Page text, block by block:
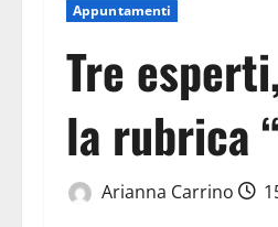
Appuntamenti
Tre
la rubrica
Arianna Carrino